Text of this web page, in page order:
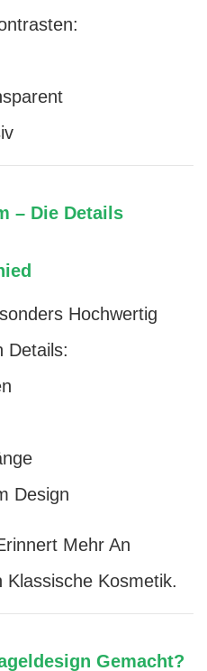
– Die Details
Hochwertig
Details:
Design
Mehr An
Klassische Kosmetik.
Gemacht?